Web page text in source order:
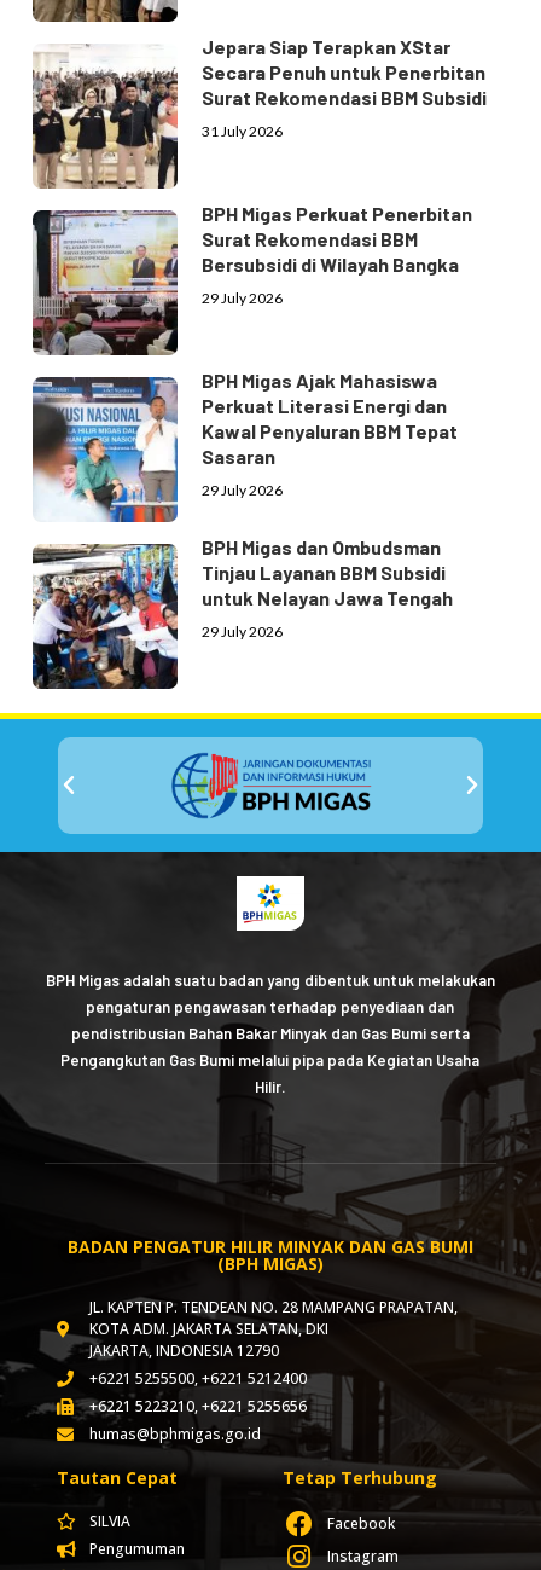
Jepara Siap Terapkan XStar
Secara Penuh untuk Penerbitan
Surat Rekomendasi BBM Subsidi
31 July 2026
BPH Migas Perkuat Penerbitan
Surat Rekomendasi BBM
Bersubsidi di Wilayah Bangka
29 July 2026
BPH Migas Ajak Mahasiswa
Perkuat Literasi Energi dan
Kawal Penyaluran BBM Tepat
Sasaran
29 July 2026
BPH Migas dan Ombudsman
Tinjau Layanan BBM Subsidi
untuk Nelayan Jawa Tengah
29 July 2026
BPH Migas adalah suatu badan yang dibentuk untuk melakukan
pengaturan pengawasan terhadap penyediaan dan
pendistribusian Bahan Bakar Minyak dan Gas Bumi serta
Pengangkutan Gas Bumi melalui pipa pada Kegiatan Usaha
Hilir.
BADAN PENGATUR HILIR MINYAK DAN GAS BUMI
(BPH MIGAS)
JL. KAPTEN P. TENDEAN NO. 28 MAMPANG PRAPATAN,
KOTA ADM. JAKARTA SELATAN, DKI
JAKARTA, INDONESIA 12790
+6221 5255500, +6221 5212400
+6221 5223210, +6221 5255656
humas@bphmigas.go.id
Tautan Cepat
SILVIA
Pengumuman
Tetap Terhubung
Facebook
Instagram